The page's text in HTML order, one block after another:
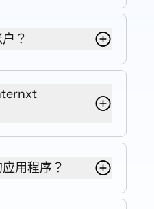
护您免受数
色云计算，
以支持更清
的数据中心
旨在最大限
2050 年气候
？
上角的“开
址填写注册
开始使用
或电子邮
。将您选择的
览器窗口
右侧的“新
器或 Finder，
用程序？
滚动主页并